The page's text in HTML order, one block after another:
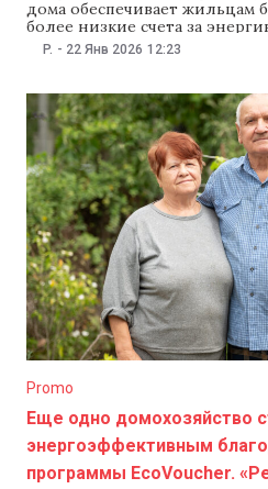
дома обеспечивает жильцам
более низкие счета за
температуру в квартирах,
внешний вид здания
дома и удовлетворённость
пространстве. В то же
P. - 22 Янв 2026 12:23
Promo
Еще одно домохозяйство
энергоэффективным
программы EcoVoucher.